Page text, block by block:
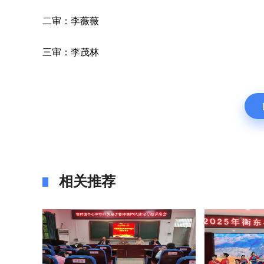
二审：李薇薇
三审：李茂林
相关推荐